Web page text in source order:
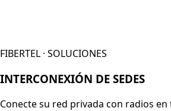
FIBERTEL · SOLUCIONES
INTERCONEXIÓN DE SEDES
Conecte su red privada con radios